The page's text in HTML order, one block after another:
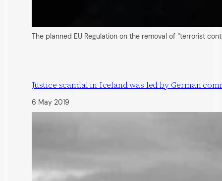
The planned EU Regulation on the removal of “terrorist
Justice scandal in Iceland was led by German
6 May 2019